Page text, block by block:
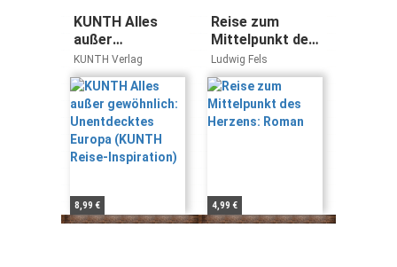
KUNTH Alles
außer
gewöhnlich:
Unentdecktes
Europa (KUNTH
Reise-
Inspiration)
KUNTH Verlag
8,99 €
Reise zum
Mittelpunkt des
Herzens: Roman
Ludwig Fels
4,99 €